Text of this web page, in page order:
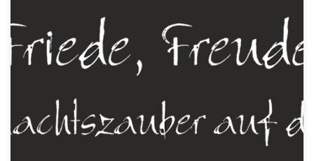
Am wöchentlichen Familientag, am Donnerstag, den 5. Dezember
hatte der ASP Forcki Klein und Groß zum winterlich-
weihnachtlichen ASP Weihnachtszauber eingeladen. An einem
winterlich-kalten Nachmittag, an dem es entsprechend der
Atmosphäre in der Natur mitten in der Stadt. Am Adventsfeuer
wurden vierzig Stockbrote […]